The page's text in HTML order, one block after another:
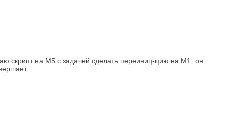
скрипт на М5 с задачей сделать переиниц-цию на М1. он